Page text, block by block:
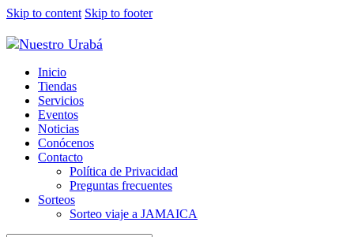
Skip to content Skip to footer
Inicio
Tiendas
Servicios
Eventos
Noticias
Conócenos
Contacto
Política de Privacidad
Preguntas frecuentes
Sorteos
Sorteo viaje a JAMAICA